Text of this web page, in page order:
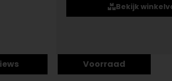
Bekijk
Voorraad